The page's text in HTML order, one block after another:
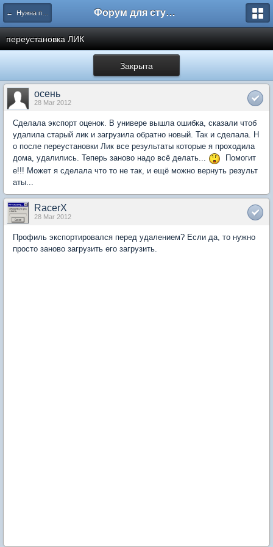
← Нужна помощь Форум для студента СГА
переустановка ЛИК
Закрыта
осень
28 Mar 2012
Сделала экспорт оценок. В универе вышла ошибка, сказали чтоб
удалила старый лик и загрузила обратно новый. Так и сделала. Н
о после переустановки Лик все результаты которые я проходила
дома, удалились. Теперь заново надо всё делать...
Помогит
е!!! Может я сделала что то не так, и ещё можно вернуть результ
аты...
RacerX
28 Mar 2012
Профиль экспортировался перед удалением? Если да, то нужно
просто заново загрузить его загрузить.